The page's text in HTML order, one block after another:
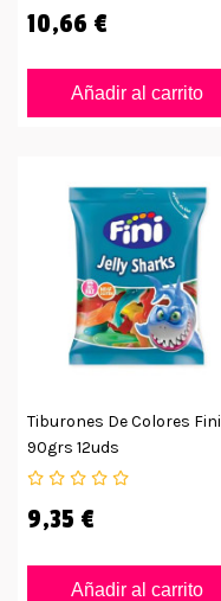
10,66 €
Añadir al carrito
Tiburones De Colores Fini
90grs 12uds
9,35 €
Añadir al carrito